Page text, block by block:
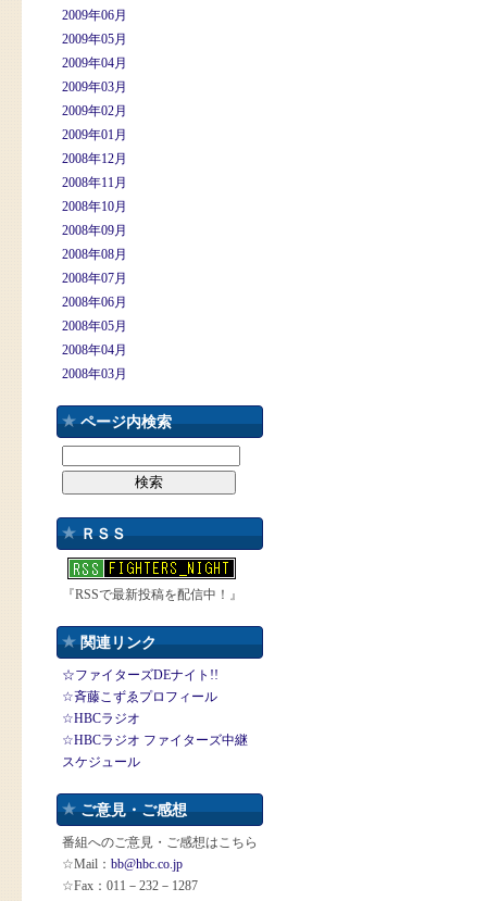
2009年06月
2009年05月
2009年04月
2009年03月
2009年02月
2009年01月
2008年12月
2008年11月
2008年10月
2008年09月
2008年08月
2008年07月
2008年06月
2008年05月
2008年04月
2008年03月
ページ内検索
ＲＳＳ
『RSSで最新投稿を配信中！』
関連リンク
☆ファイターズDEナイト!!
☆斉藤こずゑプロフィール
☆HBCラジオ
☆HBCラジオ ファイターズ中継
スケジュール
ご意見・ご感想
番組へのご意見・ご感想はこちら
☆Mail： bb@hbc.co.jp
☆Fax：011－232－1287